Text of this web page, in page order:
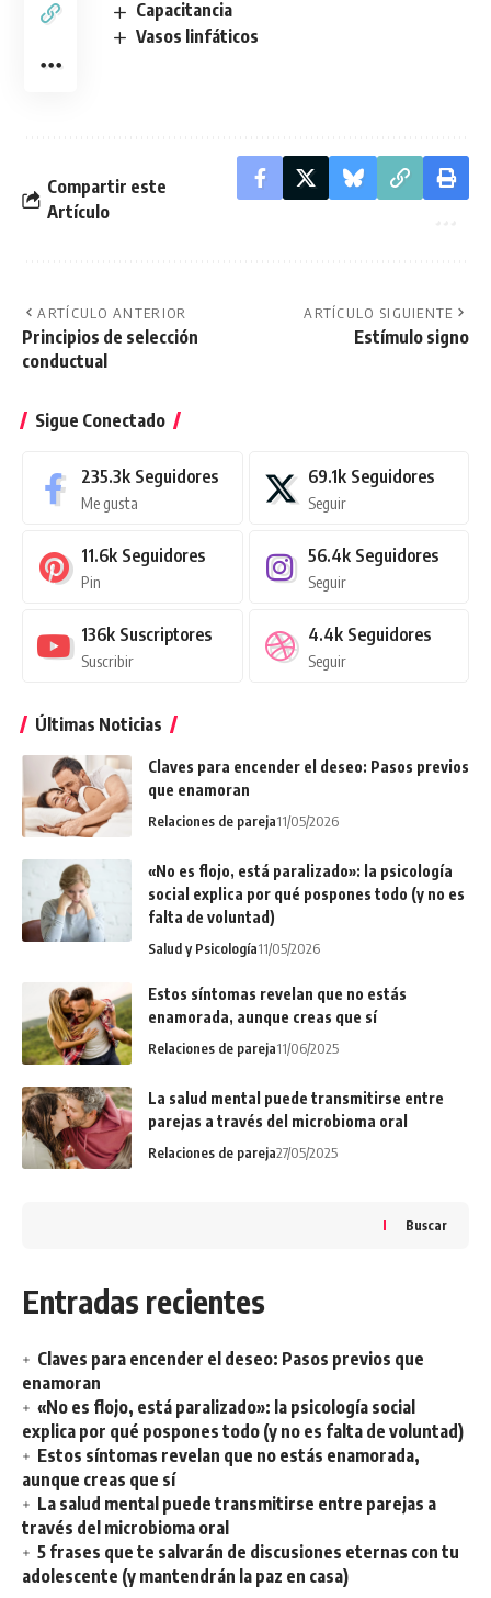
Capacitancia
Vasos linfáticos
Compartir este
Artículo
ARTÍCULO ANTERIOR
Principios de selección
conductual
ARTÍCULO SIGUIENTE
Estímulo signo
Sigue Conectado
235.3k Seguidores
Me gusta
69.1k Seguidores
Seguir
11.6k Seguidores
Pin
56.4k Seguidores
Seguir
136k Suscriptores
Suscribir
4.4k Seguidores
Seguir
Últimas Noticias
Claves para encender el deseo: Pasos previos
que enamoran
Relaciones de pareja11/05/2026
«No es flojo, está paralizado»: la psicología
social explica por qué pospones todo (y no es
falta de voluntad)
Salud y Psicología11/05/2026
Estos síntomas revelan que no estás
enamorada, aunque creas que sí
Relaciones de pareja11/06/2025
La salud mental puede transmitirse entre
parejas a través del microbioma oral
Relaciones de pareja27/05/2025
Buscar
Entradas recientes
Claves para encender el deseo: Pasos previos que
enamoran
«No es flojo, está paralizado»: la psicología social
explica por qué pospones todo (y no es falta de voluntad)
Estos síntomas revelan que no estás enamorada,
aunque creas que sí
La salud mental puede transmitirse entre parejas a
través del microbioma oral
5 frases que te salvarán de discusiones eternas con tu
adolescente (y mantendrán la paz en casa)